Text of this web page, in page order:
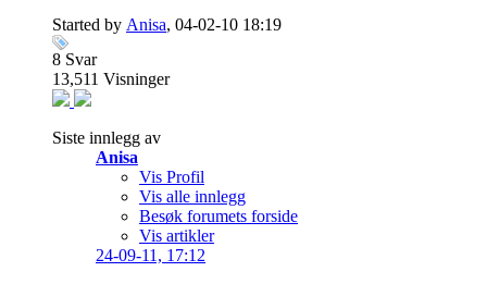
Started by Anisa, 04-02-10 18:19
8 Svar
13,511 Visninger
Siste innlegg av
Anisa
Vis Profil
Vis alle innlegg
Besøk forumets forside
Vis artikler
24-09-11, 17:12